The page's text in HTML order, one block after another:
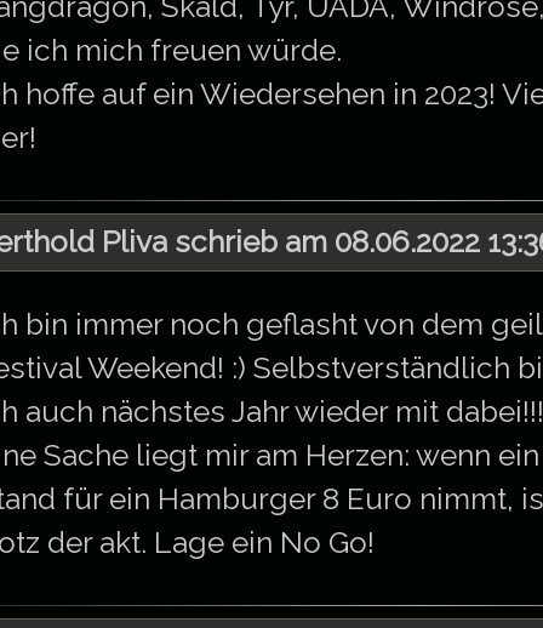
ich mich freuen würde.
hoffe auf ein Wiedersehen in 2023!
Pliva schrieb am 08.06.2022
bin immer noch geflasht von dem
Weekend! :) Selbstverständlich
auch nächstes Jahr wieder mit dabei!!!
Sache liegt mir am Herzen: wenn
für ein Hamburger 8 Euro nimmt,
der akt. Lage ein No Go!